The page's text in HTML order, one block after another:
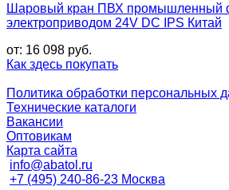
Шаровый кран ПВХ промышленный
электроприводом 24V DC IPS Китай
от: 16 098 руб.
Как здесь покупать
Политика обработки персональных
Технические каталоги
Вакансии
Оптовикам
Карта сайта
info@abatol.ru
+7 (495) 240-86-23 Москва